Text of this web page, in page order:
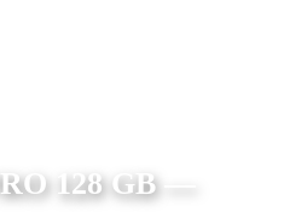
128 GB —